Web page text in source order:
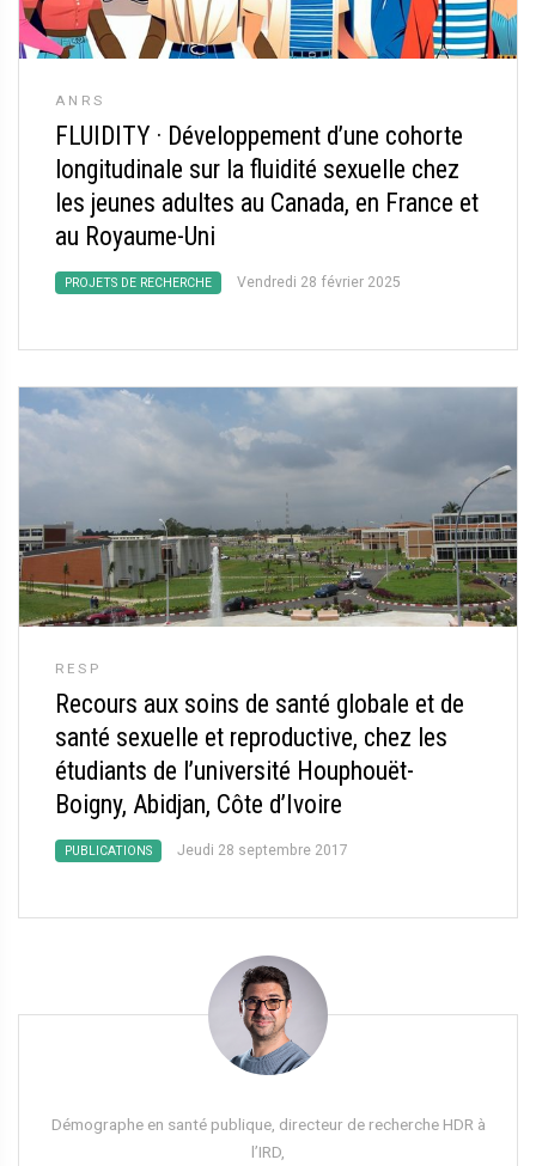
ANRS
FLUIDITY · Développement d’une cohorte
longitudinale sur la fluidité sexuelle chez
les jeunes adultes au Canada, en France et
au Royaume-Uni
PROJETS DE RECHERCHE Vendredi 28 février 2025
RESP
Recours aux soins de santé globale et de
santé sexuelle et reproductive, chez les
étudiants de l’université Houphouët-
Boigny, Abidjan, Côte d’Ivoire
PUBLICATIONS Jeudi 28 septembre 2017
Démographe en santé publique, directeur de recherche HDR à
l’IRD,